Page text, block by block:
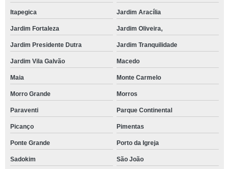
Itapegica Jardim Aracília
Jardim Fortaleza Jardim Oliveira,
Jardim Presidente Dutra Jardim Tranquilidade
Jardim Vila Galvão Macedo
Maia Monte Carmelo
Morro Grande Morros
Paraventi Parque Continental
Picanço Pimentas
Ponte Grande Porto da Igreja
Sadokim São João